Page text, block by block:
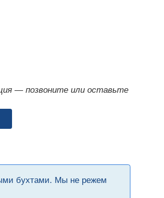
— позвоните или оставьте
бухтами. Мы не режем